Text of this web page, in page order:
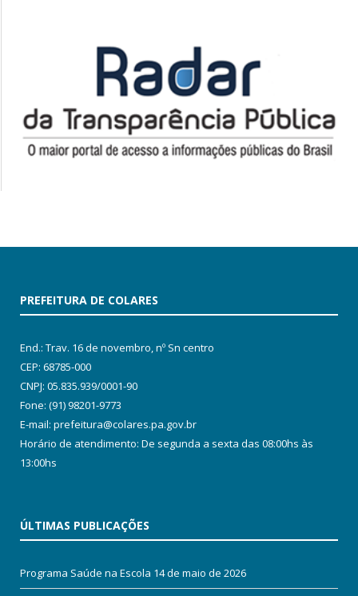
PREFEITURA DE COLARES
End.: Trav. 16 de novembro, nº Sn centro
CEP: 68785-000
CNPJ: 05.835.939/0001-90
Fone: (91) 98201-9773
E-mail: prefeitura@colares.pa.gov.br
Horário de atendimento: De segunda a sexta das 08:00hs às
13:00hs
ÚLTIMAS PUBLICAÇÕES
Programa Saúde na Escola 14 de maio de 2026